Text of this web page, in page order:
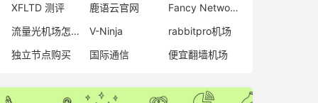
XFLTD 测评
鹿语云官网
Fancy Network 机场测速
流量光机场怎么样
V-Ninja
rabbitpro机场
独立节点购买
国际通信 便宜翻墙机场